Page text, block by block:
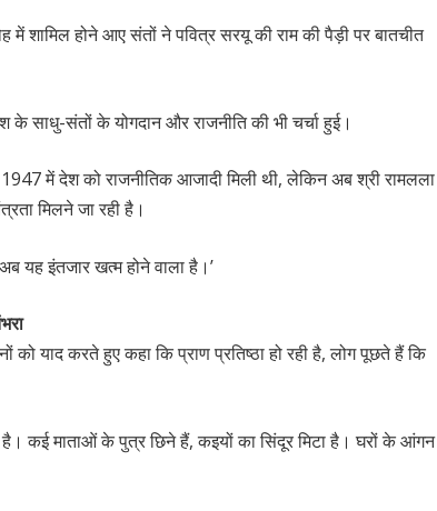
में शामिल होने आए संतों ने पवित्र सरयू की राम की पैड़ी पर बातचीत
साधु-संतों के योगदान और राजनीति की भी चर्चा हुई।
में देश को राजनीतिक आजादी मिली थी, लेकिन अब श्री रामलला
मिलने जा रही है।
यह इंतजार खत्म होने वाला है।’
याद करते हुए कहा कि प्राण प्रतिष्ठा हो रही है, लोग पूछते हैं कि
है। कई माताओं के पुत्र छिने हैं, कइयों का सिंदूर मिटा है। घरों के आंगन